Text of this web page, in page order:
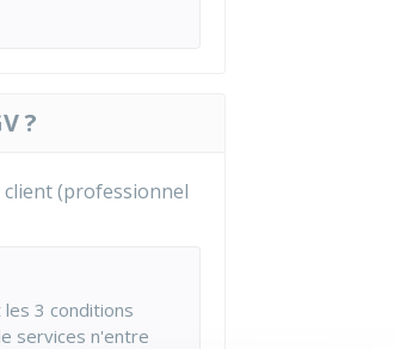
?
client (professionnel
3 conditions
services n'entre